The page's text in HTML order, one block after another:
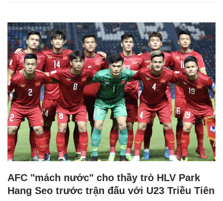
AFC "mách nước" cho thầy trò HLV Park
Hang Seo trước trận đấu với U23 Triều Tiên